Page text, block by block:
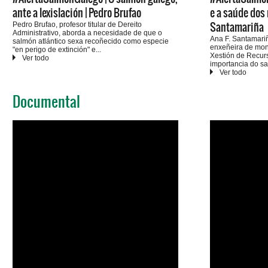
ante a lexislación | Pedro Brufao
Pedro Brufao, profesor titular de Dereito
Administrativo, aborda a necesidade de que o
salmón atlántico sexa recoñecido como especie
"en perigo de extinción" e
sinala as medidas que debera incluír o plan de
e a saúde dos
Santamariña
Ana F.
enxeñeira de
Xestión de
importancia do
nos ecosistemas
Documental